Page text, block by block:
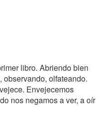
libro. Abriendo bien
olfateando.
Envejecemos
nos negamos a ver, a oír